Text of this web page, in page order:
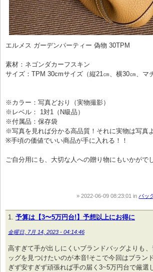
エルメス ガーデンパーティー 偽物 30TPM
素材：ネゴンダカーフスキン
サイズ：TPM 30cmサイズ（縦21㎝、横30㎝、マ
※カラー：写真どおり（実物撮影）
※レベル： 1対1（N級品）
※付属品：保存袋
※写真を見れば分かる高品質！それに実物は写真
※手頃の価値でいい商品が手に入れる！！
ご自分用にも、大切な人への贈り物にもいかがで
2022-06-09 08:23:01inバッ
予算は【3〜5万円台!】予想以上にお得に
金曜日, 7月 14, 2023 - 04:14:46
高すぎて手が出しにくいブランドバッグよりも
ッグを見つけたいのが本音!そこで今回はブラン
ぎず安すぎず頑張れば手の届く3~5万円台で厳選